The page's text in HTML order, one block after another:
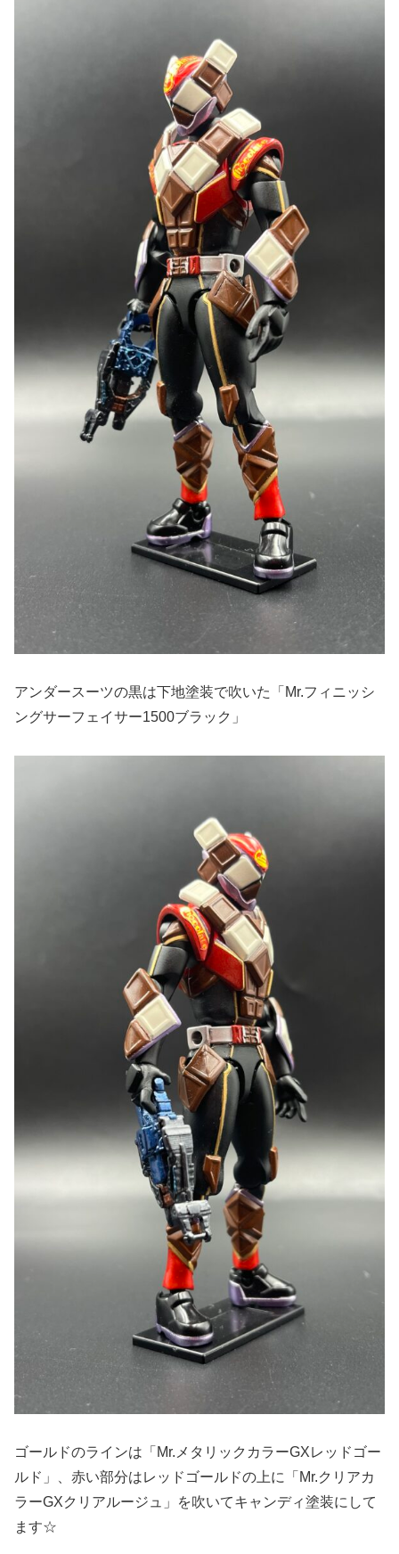
アンダースーツの黒は下地塗装で吹いた「Mr.フィニッシ
ングサーフェイサー1500ブラック」
ゴールドのラインは「Mr.メタリックカラーGXレッドゴー
ルド」、赤い部分はレッドゴールドの上に「Mr.クリアカ
ラーGXクリアルージュ」を吹いてキャンディ塗装にして
ます☆